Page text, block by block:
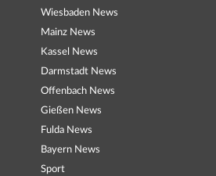
Wiesbaden News
Mainz News
Kassel News
Darmstadt News
Offenbach News
Gießen News
Fulda News
Bayern News
Sport